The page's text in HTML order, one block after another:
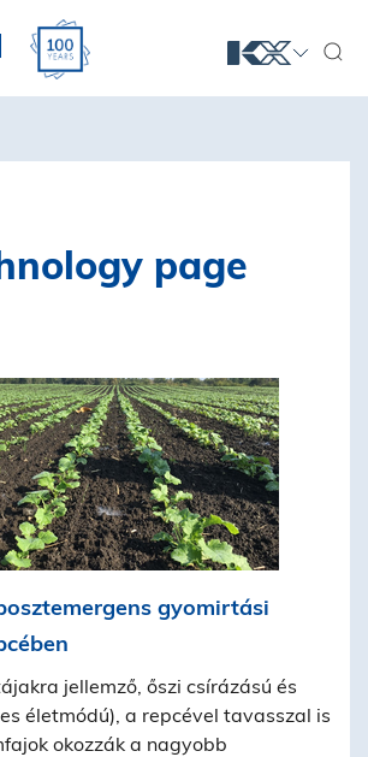
page
gyomirtási
jellemző, őszi csírázású és
életmódú), a repcével tavasszal is
okozzák a nagyobb